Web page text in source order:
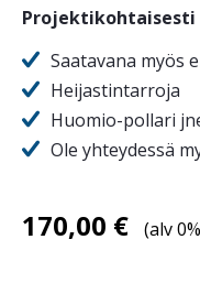
Saatavana myös
Heijastintarroja
Huomio-pollari
Ole yhteydessä
170,00 € (alv